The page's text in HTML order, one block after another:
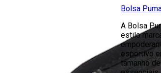
Bolsa
A Bolsa
estilo
esportivo
tamanho